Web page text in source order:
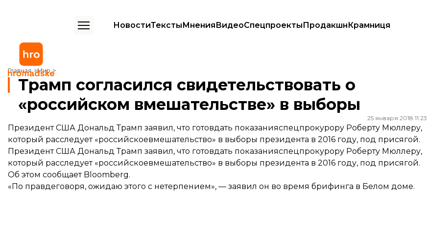
НовостиТекстыМненияВидеоСпецпроектыПродакшнКрамниця
Главная Мир
Трамп согласился свидетельствовать о «российском вмешательстве» в выборы
Трамп согласился свидетельствовать о
«российском вмешательстве» в выборы
25 января 2018 11:23
Президент США Дональд Трамп заявил, что готовдать показанияспецпрокурору Роберту Мюллеру,
который расследует «российскоевмешательство» в выборы президента в 2016 году, под присягой.
Президент США Дональд Трамп заявил, что готовдать показанияспецпрокурору Роберту Мюллеру,
который расследует «российскоевмешательство» в выборы президента в 2016 году, под присягой.
Об этом сообщаетBloomberg.
«По правдеговоря, ожидаю этого с нетерпением», — заявил он во время брифинга в Белом доме.